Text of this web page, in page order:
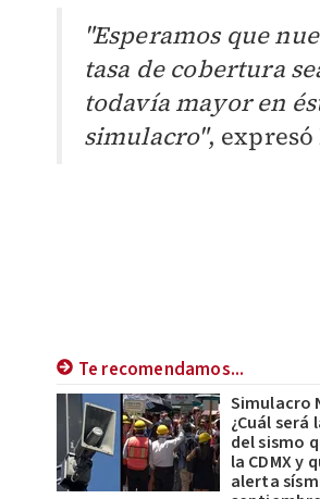
"Esperamos que
tasa de cobertura
todavía mayor en
simulacro",
Te recomendamos...
Simulacro
¿Cuál
del sismo
la CDMX y
alerta